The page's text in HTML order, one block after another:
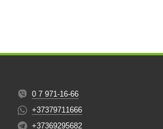
0 7 971-16-66
+37379711666
+37369295682